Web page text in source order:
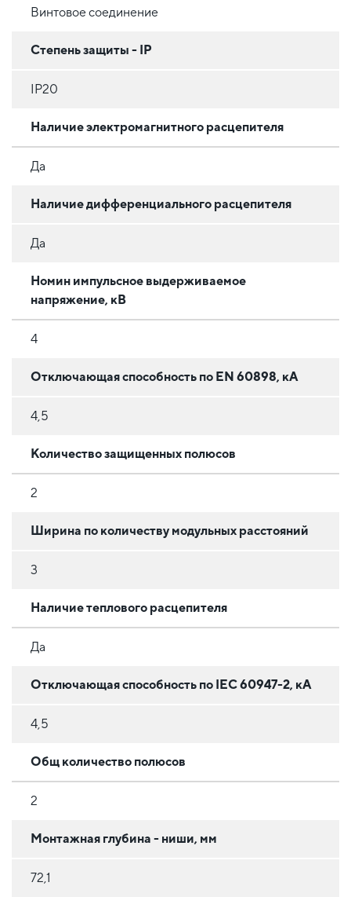
Винтовое соединение
Степень защиты - IP
IP20
Наличие электромагнитного расцепителя
Да
Наличие дифференциального расцепителя
Да
Номин импульсное выдерживаемое
напряжение, кВ
4
Отключающая способность по EN 60898, кА
4,5
Количество защищенных полюсов
2
Ширина по количеству модульных расстояний
3
Наличие теплового расцепителя
Да
Отключающая способность по IEC 60947-2, кА
4,5
Общ количество полюсов
2
Монтажная глубина - ниши, мм
72,1